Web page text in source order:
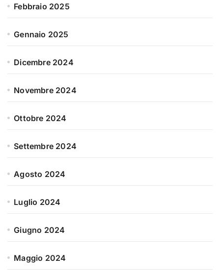
Febbraio 2025
Gennaio 2025
Dicembre 2024
Novembre 2024
Ottobre 2024
Settembre 2024
Agosto 2024
Luglio 2024
Giugno 2024
Maggio 2024